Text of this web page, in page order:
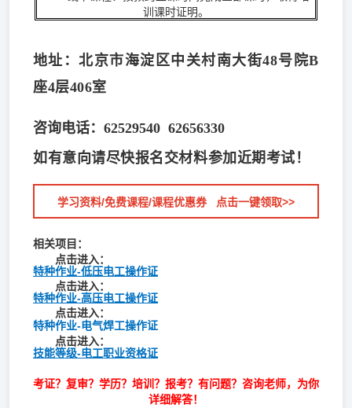
训课时证明。
地址：北京市海淀区中关村南大街48号院B
座4层406室
咨询电话：62529540 62656330
如有意向请尽快报名交材料参加近期考试！
学习资料/免费课程/课程优惠券 点击一键领取>>
相关项目：
点击进入：
特种作业-低压电工操作证
点击进入：
特种作业-高压电工操作证
点击进入：
特种作业-电气焊工操作证
点击进入：
技能等级-电工职业资格证
考证？复审？学历？培训？报考？有问题？咨询老师，为你
详细解答！